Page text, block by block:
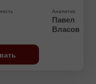
Аналитик
Павел
Власов